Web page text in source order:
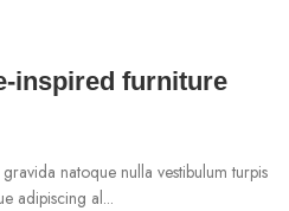
inspired furniture
natoque nulla vestibulum turpis
adipiscing al...